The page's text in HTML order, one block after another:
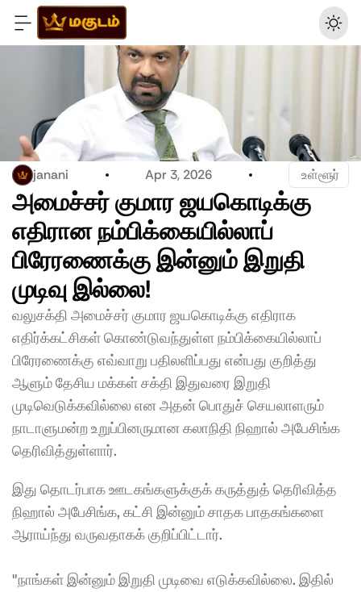
janani Apr 3, 2026 உள்ளூர்
அமைச்சர் குமார ஜயகொடிக்கு
எதிரான நம்பிக்கையில்லாப்
பிரேரணைக்கு இன்னும் இறுதி
முடிவு இல்லை!
வலுசக்தி அமைச்சர் குமார ஜயகொடிக்கு எதிராக
எதிர்க்கட்சிகள் கொண்டுவந்துள்ள நம்பிக்கையில்லாப்
பிரேரணைக்கு எவ்வாறு பதிலளிப்பது என்பது குறித்து
ஆளும் தேசிய மக்கள் சக்தி இதுவரை இறுதி
முடிவெடுக்கவில்லை என அதன் பொதுச் செயலாளரும்
நாடாளுமன்ற உறுப்பினருமான கலாநிதி நிஹால் அபேசிங்க
தெரிவித்துள்ளார்.
இது தொடர்பாக ஊடகங்களுக்குக் கருத்துத் தெரிவித்த
நிஹால் அபேசிங்க, கட்சி இன்னும் சாதக பாதகங்களை
ஆராய்ந்து வருவதாகக் குறிப்பிட்டார்.
"நாங்கள் இன்னும் இறுதி முடிவை எடுக்கவில்லை. இதில்